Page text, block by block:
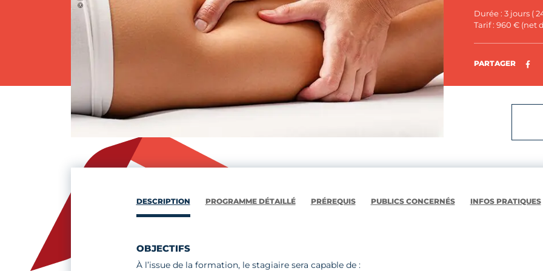
Durée : 3 jours (
Tarif : 960 € (net
PARTAGER
DESCRIPTION PROGRAMME DÉTAILLÉ PRÉREQUIS PUBLICS CONCERNÉS INFOS PRATIQUES
OBJECTIFS
À l’issue de la formation, le stagiaire sera capable de :